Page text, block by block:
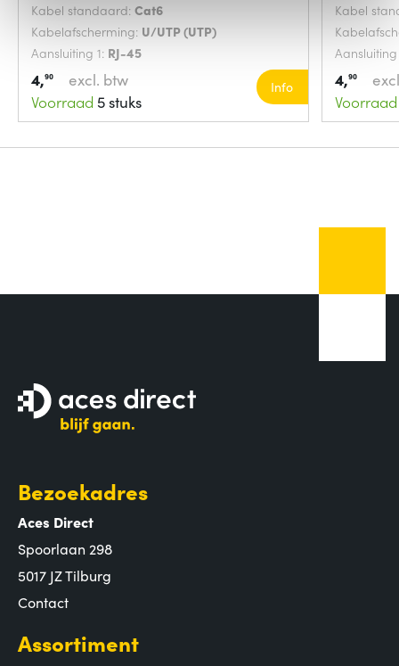
Kabel standaard: Cat6
Kabelafscherming: U/UTP (UTP)
Aansluiting 1: RJ-45
4,90
excl. btw
Voorraad 5 stuks
Info
Kabel
4,90
Voorraad
Bezoekadres
Aces Direct
Spoorlaan 298
5017 JZ Tilburg
Contact
Assortiment